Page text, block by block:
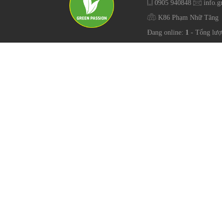
0905 940848
K86 Phạm Nhữ Tăng
Đang online: 1 - Tổng